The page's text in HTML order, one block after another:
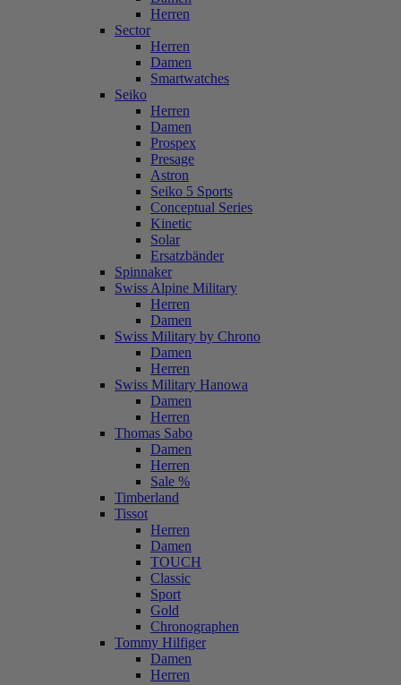
Herren
Sector
Herren
Damen
Smartwatches
Seiko
Herren
Damen
Prospex
Presage
Astron
Seiko 5 Sports
Conceptual Series
Kinetic
Solar
Ersatzbänder
Spinnaker
Swiss Alpine Military
Herren
Damen
Swiss Military by Chrono
Damen
Herren
Swiss Military Hanowa
Damen
Herren
Thomas Sabo
Damen
Herren
Sale %
Timberland
Tissot
Herren
Damen
TOUCH
Classic
Sport
Gold
Chronographen
Tommy Hilfiger
Damen
Herren